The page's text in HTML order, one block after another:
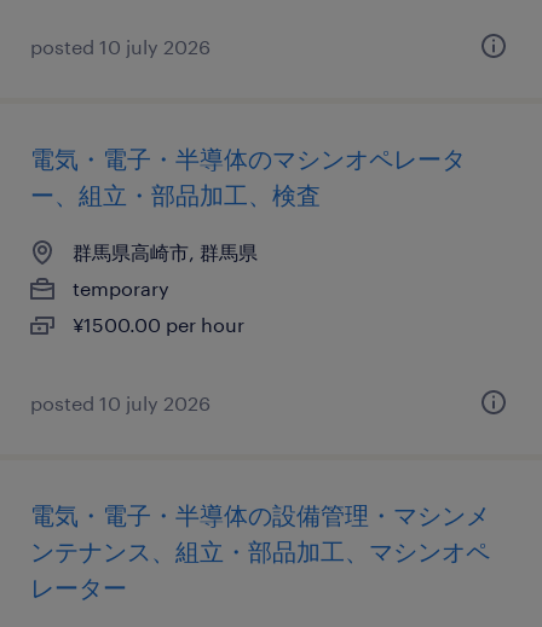
posted 10 july 2026
電気・電子・半導体のマシンオペレータ
ー、組立・部品加工、検査
群馬県高崎市, 群馬県
temporary
¥1500.00 per hour
posted 10 july 2026
電気・電子・半導体の設備管理・マシンメ
ンテナンス、組立・部品加工、マシンオペ
レーター